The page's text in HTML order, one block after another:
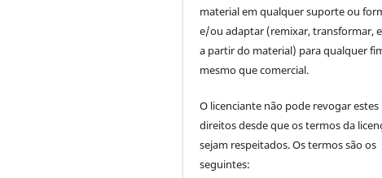
material em qualquer suporte ou
e/ou adaptar (remixar, transformar,
a partir do material) para qualquer
mesmo que comercial.
O licenciante não pode revogar estes
direitos desde que os termos da
sejam respeitados. Os termos são os
seguintes: